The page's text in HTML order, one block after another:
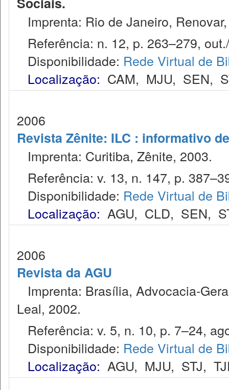
Imprenta: Rio de Janeiro,
Referência: n. 12, p. 263–279,
Disponibilidade: Rede Virtual de
Localização: CAM, MJU, SEN,
2006
Revista Zênite: ILC : informativo
Imprenta: Curitiba, Zênite, 2003.
Referência: v. 13, n. 147, p.
Disponibilidade: Rede Virtual de
Localização: AGU, CLD, SEN,
2006
Revista da AGU
Imprenta: Brasília, Advocacia-
Leal, 2002.
Referência: v. 5, n. 10, p. 7–24,
Disponibilidade: Rede Virtual de
Localização: AGU, MJU, STJ,